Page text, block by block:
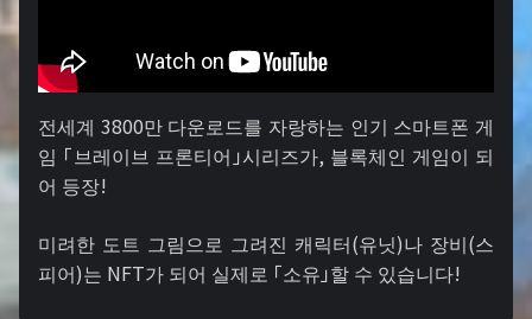
전세계 3800만 다운로드를 자랑하는 인기 스마트폰 게
임 「브레이브 프론티어」시리즈가, 블록체인 게임이 되
어 등장!
미려한 도트 그림으로 그려진 캐릭터(유닛)나 장비(스
피어)는 NFT가 되어 실제로 「소유」할 수 있습니다!